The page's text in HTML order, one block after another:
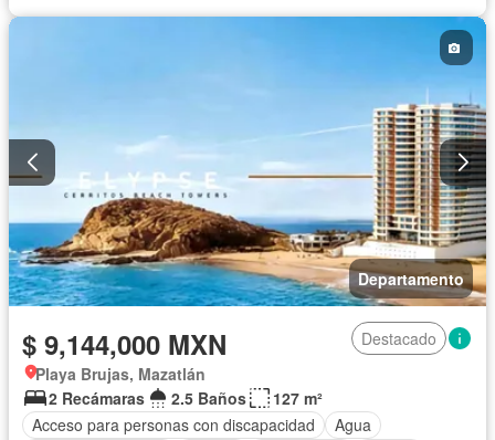
Sauna
Seguridad
Televisión por cable Terraza
Wifi
Zonas verdes
Sin amueblar
Departamento
$ 9,144,000 MXN
Destacado
Playa Brujas, Mazatlán
2 Recámaras
2.5 Baños
127 m²
Acceso para personas con discapacidad
Agua